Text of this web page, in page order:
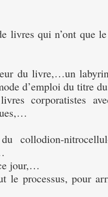
livres qui n’ont que
du livre,…un
d’emploi du titre
corporatistes
collodion-
jour,…
le processus, pour